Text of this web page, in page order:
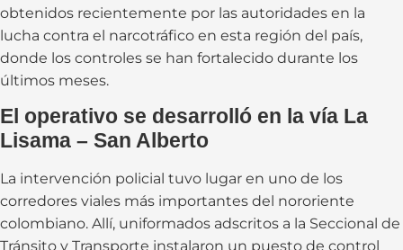
obtenidos recientemente por las autoridades en la
lucha contra el narcotráfico en esta región del país,
donde los controles se han fortalecido durante los
últimos meses.
El operativo se desarrolló en la vía La
Lisama – San Alberto
La intervención policial tuvo lugar en uno de los
corredores viales más importantes del nororiente
colombiano. Allí, uniformados adscritos a la Seccional de
Tránsito y Transporte instalaron un puesto de control